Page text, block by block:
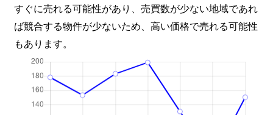
すぐに売れる可能性があり、売買数が少ない地域であれ
ば競合する物件が少ないため、高い価格で売れる可能性
もあります。